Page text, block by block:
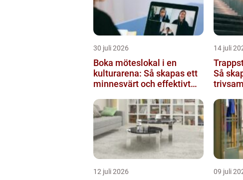
30 juli 2026
Boka möteslokal i en
kulturarena: Så skapas ett
minnesvärt och effektivt
14 juli
Så
12 juli 2026 09 juli